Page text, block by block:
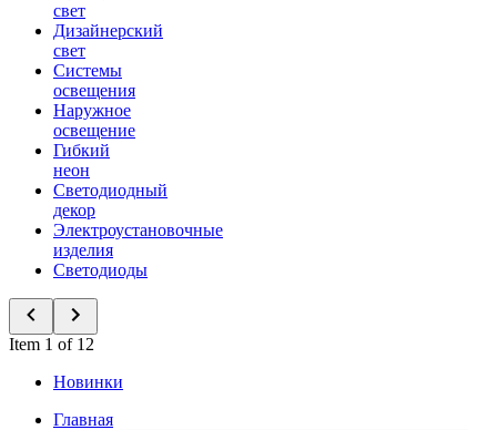
свет
Дизайнерский
свет
Системы
освещения
Наружное
освещение
Гибкий
неон
Светодиодный
декор
Электроустановочные
изделия
Светодиоды
Item 1 of 12
Новинки
Главная